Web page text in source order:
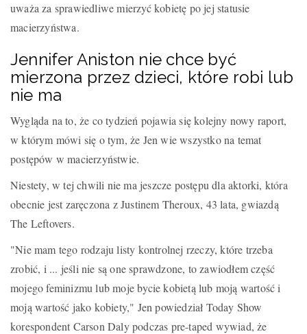
uważa za sprawiedliwe mierzyć kobietę po jej statusie
macierzyństwa.
Jennifer Aniston nie chce być
mierzona przez dzieci, które robi lub
nie ma
Wygląda na to, że co tydzień pojawia się kolejny nowy raport,
w którym mówi się o tym, że Jen wie wszystko na temat
postępów w macierzyństwie.
Niestety, w tej chwili nie ma jeszcze postępu dla aktorki, która
obecnie jest zaręczona z Justinem Theroux, 43 lata, gwiazdą
The Leftovers.
"Nie mam tego rodzaju listy kontrolnej rzeczy, które trzeba
zrobić, i ... jeśli nie są one sprawdzone, to zawiodłem część
mojego feminizmu lub moje bycie kobietą lub moją wartość i
moją wartość jako kobiety," Jen powiedział Today Show
korespondent Carson Daly podczas pre-taped wywiad, że